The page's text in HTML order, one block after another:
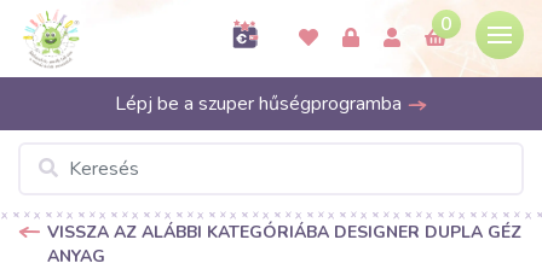
0
Lépj be a szuper hűségprogramba
VISSZA AZ ALÁBBI KATEGÓRIÁBA DESIGNER DUPLA GÉZ
ANYAG